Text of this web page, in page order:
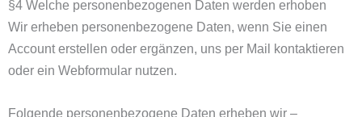
§4 Welche personenbezogenen Daten werden erhoben
Wir erheben personenbezogene Daten, wenn Sie einen
Account erstellen oder ergänzen, uns per Mail kontaktieren
oder ein Webformular nutzen.
Folgende personenbezogene Daten erheben wir –